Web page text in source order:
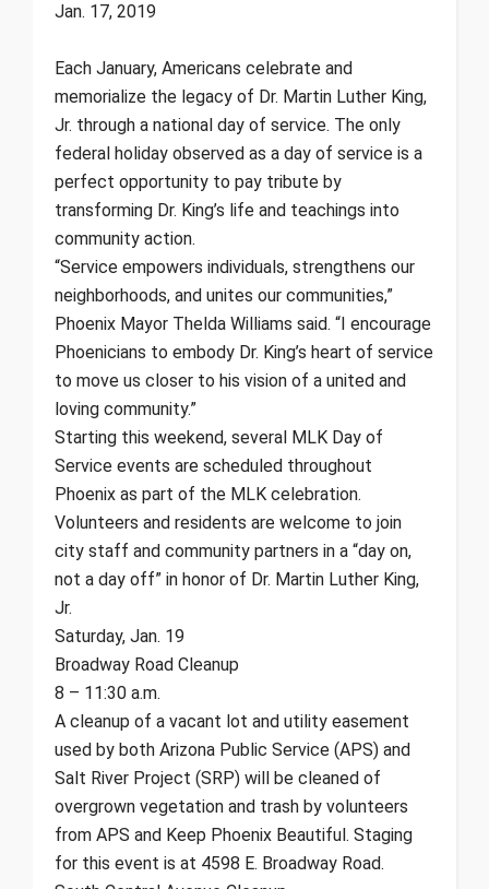
Jan. 17, 2019
Each January, Americans celebrate and
memorialize the legacy of Dr. Martin Luther King,
Jr. through a national day of service. The only
federal holiday observed as a day of service is a
perfect opportunity to pay tribute by
transforming Dr. King’s life and teachings into
community action.
“Service empowers individuals, strengthens our
neighborhoods, and unites our communities,”
Phoenix Mayor Thelda Williams said. “I encourage
Phoenicians to embody Dr. King’s heart of service
to move us closer to his vision of a united and
loving community.”
Starting this weekend, several MLK Day of
Service events are scheduled throughout
Phoenix as part of the MLK celebration.
Volunteers and residents are welcome to join
city staff and community partners in a “day on,
not a day off” in honor of Dr. Martin Luther King,
Jr.
Saturday, Jan. 19
Broadway Road Cleanup
8 – 11:30 a.m.
A cleanup of a vacant lot and utility easement
used by both Arizona Public Service (APS) and
Salt River Project (SRP) will be cleaned of
overgrown vegetation and trash by volunteers
from APS and Keep Phoenix Beautiful. Staging
for this event is at 4598 E. Broadway Road.